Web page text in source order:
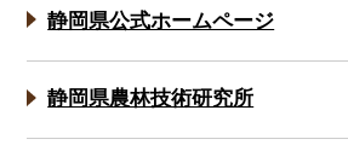
静岡県公式ホームページ
静岡県農林技術研究所